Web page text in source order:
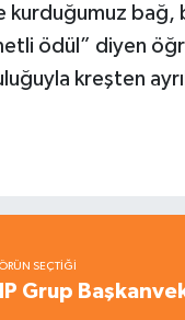
kurduğumuz
ödül” diyen
kreşten
SEÇTIĞI
Grup